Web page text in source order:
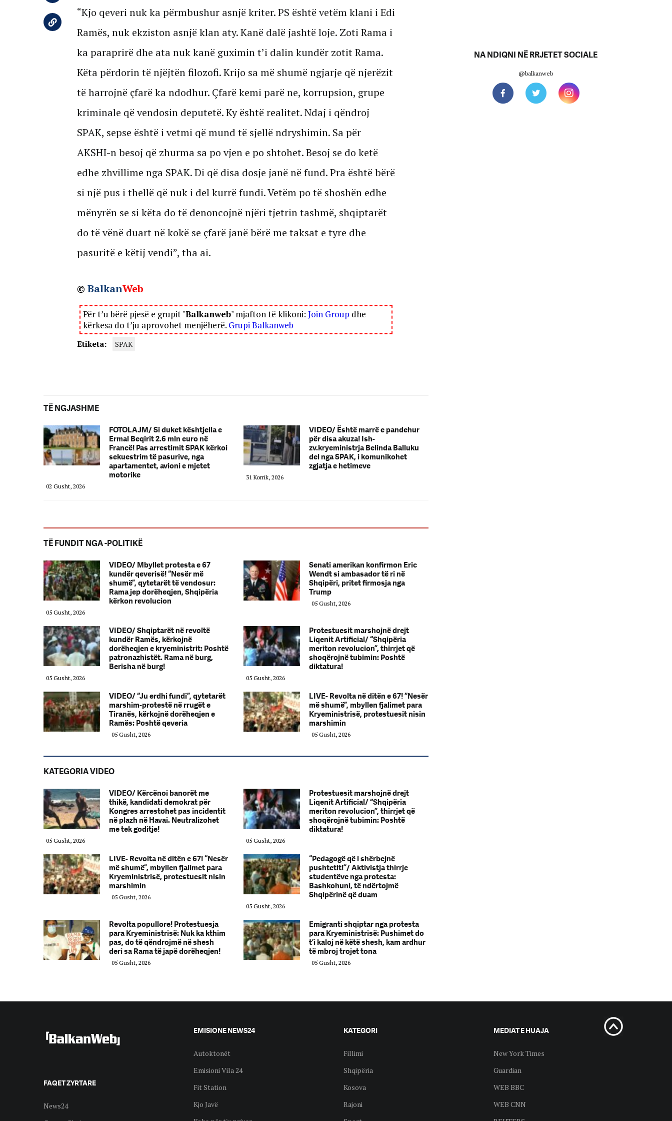
“Kjo qeveri nuk ka përmbushur asnjë kriter. PS është vetëm klani i Edi
Ramës, nuk ekziston asnjë klan aty. Kanë dalë jashtë loje. Zoti Rama i
ka paraprirë dhe ata nuk kanë guximin t’i dalin kundër zotit Rama.
Këta përdorin të njëjtën filozofi. Krijo sa më shumë ngjarje që njerëzit
të harrojnë çfarë ka ndodhur. Çfarë kemi parë ne, korrupsion, grupe
kriminale që vendosin deputetë. Ky është realitet. Ndaj i qëndroj
SPAK, sepse është i vetmi që mund të sjellë ndryshimin. Sa për
AKSHI-n besoj që zhurma sa po vjen e po shtohet. Besoj se do ketë
edhe zhvillime nga SPAK. Di që disa dosje janë në fund. Pra është bërë
si një pus i thellë që nuk i del kurrë fundi. Vetëm po të shoshën edhe
mënyrën se si këta do të denoncojnë njëri tjetrin tashmë, shqiptarët
do të vënë duart në kokë se çfarë janë bërë me taksat e tyre dhe
pasuritë e këtij vendi”, tha ai.
© BalkanWeb
Për t’u bërë pjesë e grupit "Balkanweb" mjafton të klikoni: Join Group dhe
kërkesa do t’ju aprovohet menjëherë. Grupi Balkanweb
Etiketa: SPAK
TË NGJASHME
FOTOLAJM/ Si duket kështjella e
Ermal Beqirit 2.6 mln euro në
Francë! Pas arrestimit SPAK kërkoi
sekuestrim të pasurive, nga
apartamentet, avioni e mjetet
motorike
02 Gusht, 2026
VIDEO/ Është marrë e pandehur
për disa akuza! Ish-
zv.kryeministrja Belinda Balluku
del nga SPAK, i komunikohet
zgjatja e hetimeve
31 Korrik, 2026
TË FUNDIT NGA -POLITIKË
VIDEO/ Mbyllet protesta e 67
kundër qeverisë! “Nesër më
shumë”, qytetarët të vendosur:
Rama jep dorëheqjen, Shqipëria
kërkon revolucion
05 Gusht, 2026
Senati amerikan konfirmon Eric
Wendt si ambasador të ri në
Shqipëri, pritet firmosja nga
Trump
05 Gusht, 2026
VIDEO/ Shqiptarët në revoltë
kundër Ramës, kërkojnë
dorëheqjen e kryeministrit: Poshtë
patronazhistët. Rama në burg,
Berisha në burg!
05 Gusht, 2026
Protestuesit marshojnë drejt
Liqenit Artificial/ “Shqipëria
meriton revolucion”, thirrjet që
shoqërojnë tubimin: Poshtë
diktatura!
05 Gusht, 2026
VIDEO/ “Ju erdhi fundi”, qytetarët
marshim-protestë në rrugët e
Tiranës, kërkojnë dorëheqjen e
Ramës: Poshtë qeveria
05 Gusht, 2026
LIVE- Revolta në ditën e 67! “Nesër
më shumë”, mbyllen fjalimet para
Kryeministrisë, protestuesit nisin
marshimin
05 Gusht, 2026
KATEGORIA VIDEO
VIDEO/ Kërcënoi banorët me
thikë, kandidati demokrat për
Kongres arrestohet pas incidentit
në plazh në Havai. Neutralizohet
me tek goditje!
05 Gusht, 2026
Protestuesit marshojnë drejt
Liqenit Artificial/ “Shqipëria
meriton revolucion”, thirrjet që
shoqërojnë tubimin: Poshtë
diktatura!
05 Gusht, 2026
LIVE- Revolta në ditën e 67! “Nesër
më shumë”, mbyllen fjalimet para
Kryeministrisë, protestuesit nisin
marshimin
05 Gusht, 2026
“Pedagogë që i shërbejnë
pushtetit!”/ Aktivistja thirrje
studentëve nga protesta:
Bashkohuni, të ndërtojmë
Shqipërinë që duam
05 Gusht, 2026
Revolta popullore! Protestuesja
para Kryeministrisë: Nuk ka kthim
pas, do të qëndrojmë në shesh
deri sa Rama të japë dorëheqjen!
05 Gusht, 2026
Emigranti shqiptar nga protesta
para Kryeministrisë: Pushimet do
t’i kaloj në këtë shesh, kam ardhur
të mbroj trojet tona
05 Gusht, 2026
NA NDIQNI NË RRJETET SOCIALE
@balkanweb
FAQET ZYRTARE
News24
EMISIONE NEWS24
Autoktonët
Emisioni Vila 24
Fit Station
Kjo Javë
KATEGORI
Fillimi
Shqipëria
Kosova
Rajoni
MEDIAT E HUAJA
New York Times
Guardian
WEB BBC
WEB CNN